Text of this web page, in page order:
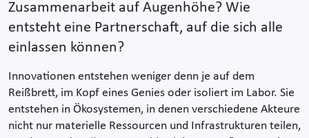
Zusammenarbeit auf Augenhöhe? Wie
entsteht eine Partnerschaft, auf die sich alle
einlassen können?
Innovationen entstehen weniger denn je auf dem
Reißbrett, im Kopf eines Genies oder isoliert im Labor. Sie
entstehen in Ökosystemen, in denen verschiedene Akteure
nicht nur materielle Ressourcen und Infrastrukturen teilen,